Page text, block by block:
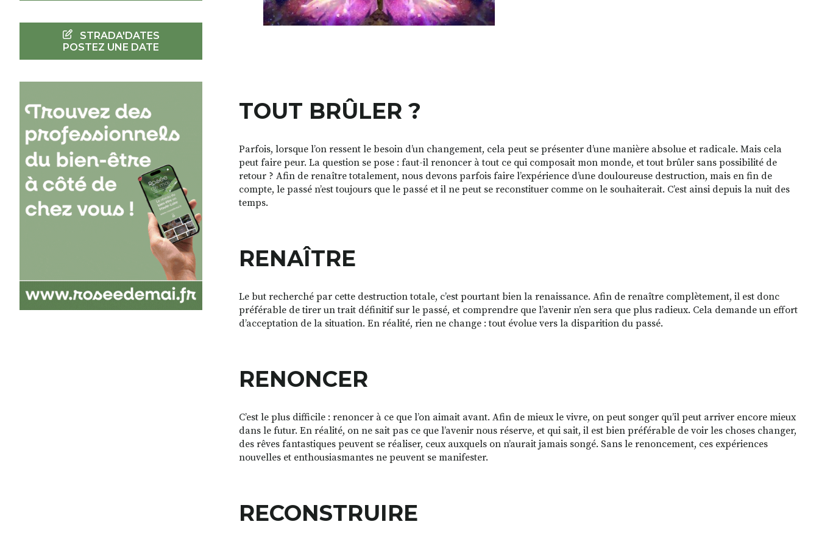
TOUT BRÛLER ?
Parfois, lorsque l’on ressent le besoin d’un changement, cela peut se présenter d’une manière absolue et radicale. Mais cela
peut faire peur. La question se pose : faut-il renoncer à tout ce qui composait mon monde, et tout brûler sans possibilité de
retour ? Afin de renaître totalement, nous devons parfois faire l’expérience d’une douloureuse destruction, mais en fin de
compte, le passé n’est toujours que le passé et il ne peut se reconstituer comme on le souhaiterait. C’est ainsi depuis la nuit des
temps.
RENAÎTRE
Le but recherché par cette destruction totale, c’est pourtant bien la renaissance. Afin de renaître complètement, il est donc
préférable de tirer un trait définitif sur le passé, et comprendre que l’avenir n’en sera que plus radieux. Cela demande un effort
d’acceptation de la situation. En réalité, rien ne change : tout évolue vers la disparition du passé.
RENONCER
C’est le plus difficile : renoncer à ce que l’on aimait avant. Afin de mieux le vivre, on peut songer qu’il peut arriver encore mieux
dans le futur. En réalité, on ne sait pas ce que l’avenir nous réserve, et qui sait, il est bien préférable de voir les choses changer,
des rêves fantastiques peuvent se réaliser, ceux auxquels on n’aurait jamais songé. Sans le renoncement, ces expériences
nouvelles et enthousiasmantes ne peuvent se manifester.
RECONSTRUIRE
STRADA'DATES
POSTEZ UNE DATE